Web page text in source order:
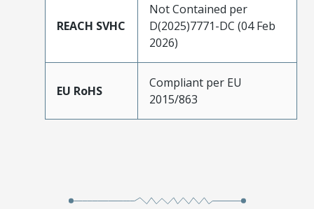
REACH SVHC
Not Contained per
D(2025)7771-DC (04 Feb
2026)
EU RoHS
Compliant per EU
2015/863